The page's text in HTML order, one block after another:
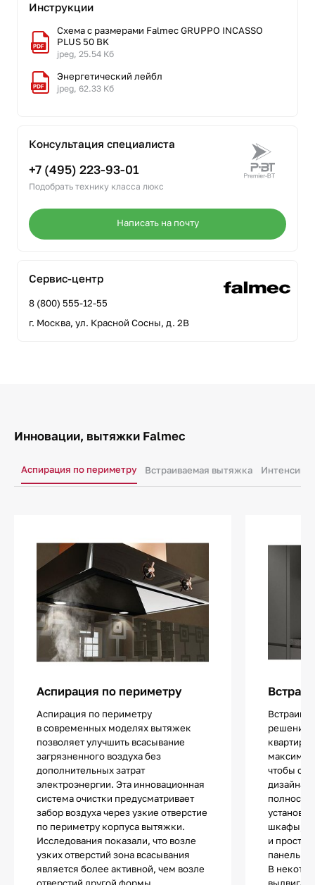
Инструкции
Схема с размерами Falmec GRUPPO INCASSO
PLUS 50 BK
jpeg, 25.54 Кб
Энергетический лейбл
jpeg, 62.33 Кб
Консультация специалиста
+7 (495) 223-93-01
Подобрать технику класса люкс
Написать на почту
Сервис-центр
8 (800) 555-12-55
г. Москва, ул. Красной Сосны, д. 2В
Инновации, вытяжки Falmec
Аспирация по периметру Встраиваемая вытяжка
Аспирация по периметру
Аспирация по периметру
в современных моделях вытяжек
позволяет улучшить всасывание
загрязненного воздуха без
дополнительных затрат
электроэнергии. Эта инновационная
система очистки предусматривает
забор воздуха через узкие отверстие
по периметру корпуса вытяжки.
Исследования показали, что возле
узких отверстий зона всасывания
является более активной, чем возле
отверстий другой формы,
решение
квартир
чтобы
дизайна.
шкафы,
и
панелью.
В